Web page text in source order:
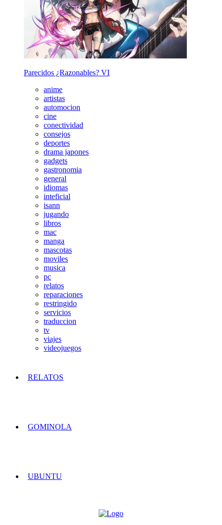
Parecidos ¿Razonables? VI
anime
artistas
automocion
cine
conectividad
consejos
deportes
drama japones
gadgets
gastronomia
general
idiomas
inteficial
isann
jugando
libros
mac
manga
mascotas
moviles
musica
pc
relatos
reparaciones
restringido
servicios
traduccion
tv
viajes
videojuegos
RELATOS
GOMINOLA
UBUNTU